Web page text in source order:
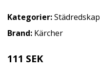
Kategorier:Städredskap
Brand: Kärcher
111 SEK